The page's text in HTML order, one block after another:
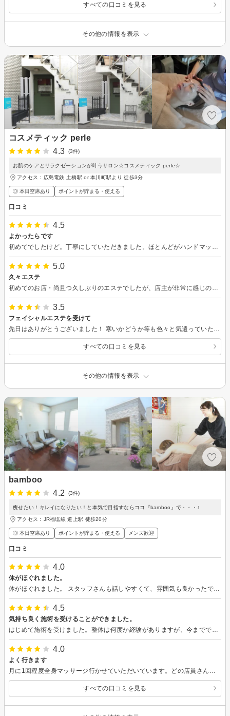
すべての口コミを見る
その他の情報を表示
コスメティック perle
4.3
(3件)
お肌のケアとリラクゼーションが叶うサロン☆コスメティック perle☆
アクセス：広島電鉄 土橋駅 or 本川町駅より 徒歩3分
◎ 本日空席あり ポイントが貯まる・使える
口コミ
4.5
よかったらです
5.0
久々エステ
3.5
フェイシャルエステを受けて
すべての口コミを見る
その他の情報を表示
bamboo
4.2
(3件)
痩せたい！キレイになりたい！と本気で目指すならココ『bamboo』で・・・♪
アクセス：JR福塩線 道上駅 徒歩20分
◎ 本日空席あり ポイントが貯まる・使える メンズ歓迎
口コミ
4.0
体がほぐれました。
体がほぐれました。 スタッフさんも話しやすくて、雰囲気も良かったです。 無理な勧誘もありませでした。
4.5
気持ち良く施術を受けることができました。
4.0
よく行きます
すべての口コミを見る